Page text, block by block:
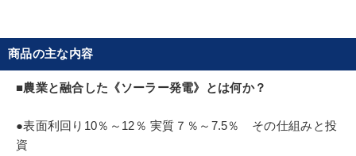
販売・管理をしている。多種多様なエリアでのソー
ラー投資ノウハウを持つ。2019年栃木県での増収率
企業ランキング47位。
ソーラーパネルの下で農作物を育てる太陽光+農業
（ソーラーシェアリング）の第一人者として知ら
商品の主な内容
■農業と融合した《ソーラー発電》とは何か？
●表面利回り10％～12％ 実質７％～7.5％ その仕組みと投
資